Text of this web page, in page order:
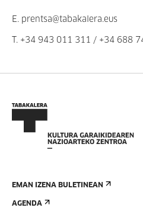
E. prentsa@tabakalera.eus
T. +34 943 011 311 / +34 688
EMAN IZENA BULETINEAN
AGENDA